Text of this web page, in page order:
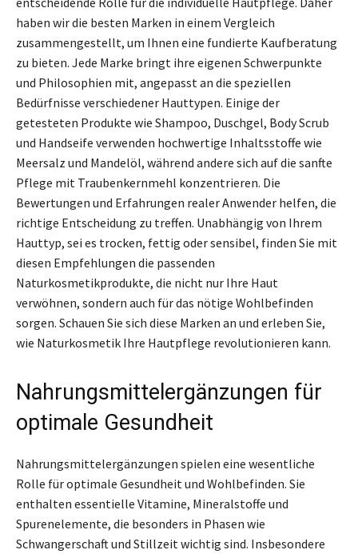
haben wir die besten Marken in einem Vergleich
zusammengestellt, um Ihnen eine fundierte Kaufberatung
zu bieten. Jede Marke bringt ihre eigenen Schwerpunkte
und Philosophien mit, angepasst an die speziellen
Bedürfnisse verschiedener Hauttypen. Einige der
getesteten Produkte wie Shampoo, Duschgel, Body Scrub
und Handseife verwenden hochwertige Inhaltsstoffe wie
Meersalz und Mandelöl, während andere sich auf die sanfte
Pflege mit Traubenkernmehl konzentrieren. Die
Bewertungen und Erfahrungen realer Anwender helfen, die
richtige Entscheidung zu treffen. Unabhängig von Ihrem
Hauttyp, sei es trocken, fettig oder sensibel, finden Sie mit
diesen Empfehlungen die passenden
Naturkosmetikprodukte, die nicht nur Ihre Haut
verwöhnen, sondern auch für das nötige Wohlbefinden
sorgen. Schauen Sie sich diese Marken an und erleben Sie,
wie Naturkosmetik Ihre Hautpflege revolutionieren kann.
Nahrungsmittelergänzungen für
optimale Gesundheit
Nahrungsmittelergänzungen spielen eine wesentliche
Rolle für optimale Gesundheit und Wohlbefinden. Sie
enthalten essentielle Vitamine, Mineralstoffe und
Spurenelemente, die besonders in Phasen wie
Schwangerschaft und Stillzeit wichtig sind. Insbesondere